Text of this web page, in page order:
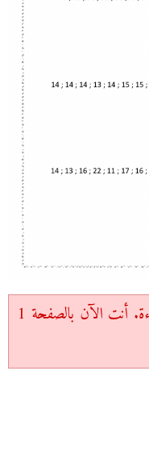
اضغط على الصفحة التالية لمتابعة القراءة. أنت الآن بالصفحة 1